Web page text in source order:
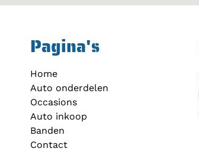
Pagina's
Home
Auto onderdelen
Occasions
Auto inkoop
Banden
Contact